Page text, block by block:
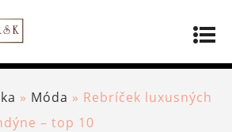
» Móda » Rebríček luxusných
– top 10